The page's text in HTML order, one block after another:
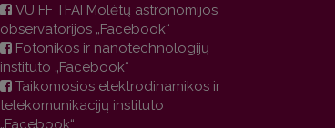
VU FF TFAI Molėtų astronomijos
observatorijos „Facebook“
Fotonikos ir nanotechnologijų
instituto „Facebook“
Taikomosios elektrodinamikos ir
telekomunikacijų instituto
„Facebook“